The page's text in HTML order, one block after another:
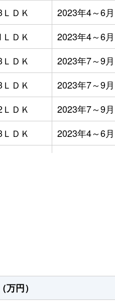
ＤＫ
2023年4～6月
ＬＤＫ
2023年4～6月
ＤＫ
2023年7～9月
ＤＫ
2023年7～9月
ＤＫ
2023年7～9月
ＤＫ
2023年4～6月
ＤＫ
ＬＤＫ
2023年1～3月
万円）